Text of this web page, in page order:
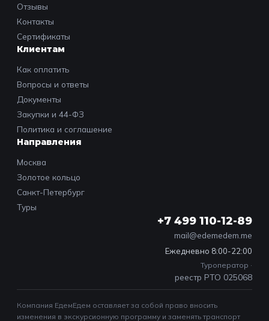
Отзывы
Контакты
Сертификаты
Клиентам
Как оплатить
Вопросы и ответы
Документы
Закупки и 44-ФЗ
Политика и соглашение
Направления
Москва
Золотое кольцо
Санкт-Петербург
Туры
+7 499 110-12-89
mail@edemedem.me
Ежедневно 8:00-22:00
Туроператор ·
реестр РТО 025068
Компания ЕдемЕдем оставляет за собой право вносить
изменения в экскурсионную программу и заменять транспорт